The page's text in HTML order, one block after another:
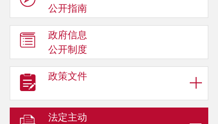
公开指南
政府信息
公开制度
政策文件
法定主动